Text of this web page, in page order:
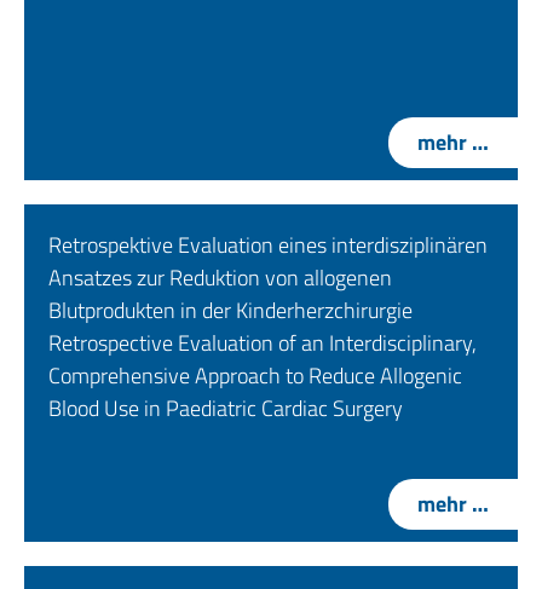
mehr …
Retrospektive Evaluation eines interdisziplinären
Ansatzes zur Reduktion von allogenen
Blutprodukten in der Kinderherzchirurgie
Retrospective Evaluation of an Interdisciplinary,
Comprehensive Approach to Reduce Allogenic
Blood Use in Paediatric Cardiac Surgery
mehr …